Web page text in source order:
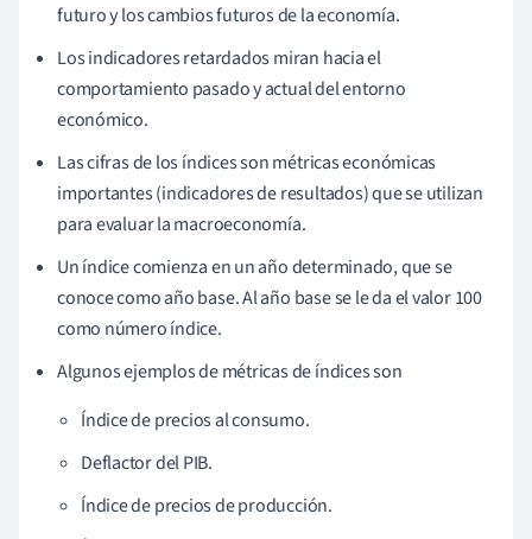
futuro y los cambios futuros de la economía.
Los indicadores retardados miran hacia el
comportamiento pasado y actual del entorno
económico.
Las cifras de los índices son métricas económicas
importantes (indicadores de resultados) que se utilizan
para evaluar la macroeconomía.
Un índice comienza en un año determinado, que se
conoce como año base. Al año base se le da el valor 100
como número índice.
Algunos ejemplos de métricas de índices son
Índice de precios al consumo.
Deflactor del PIB.
Índice de precios de producción.